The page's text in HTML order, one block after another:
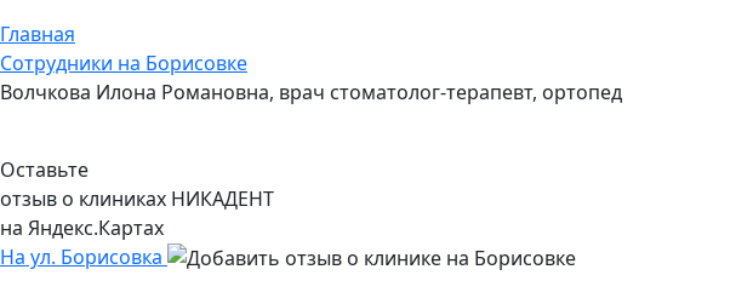
Главная
Сотрудники на Борисовке
Волчкова Илона Романовна, врач стоматолог-терапевт, ортопед
Оставьте
отзыв о клиниках НИКАДЕНТ
на Яндекс.Картах
На ул. Борисовка